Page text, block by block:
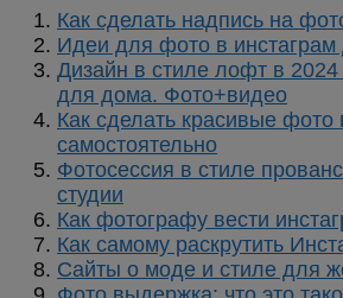
Как сделать надпись на
Идеи для фото в
Дизайн в стиле лофт в 2024
для дома. Фото+видео
Как сделать красивые фото
самостоятельно
Фотосессия в стиле
студии
Как фотографу вести
Как самому раскрутить
Сайты о моде и стиле для